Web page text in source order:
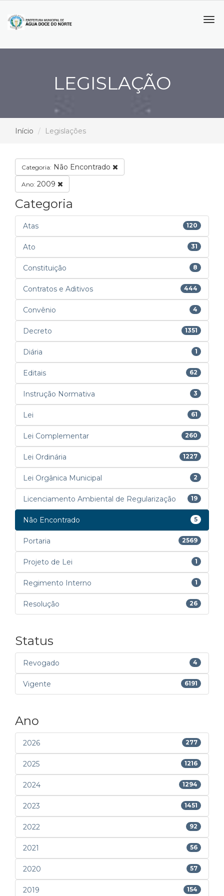
LEGISLAÇÃO
Início Legislações
Categoria: Não Encontrado
Ano: 2009
Categoria
Atas 120
Ato 31
Constituição 8
Contratos e Aditivos 444
Convênio 4
Decreto 1351
Diária 1
Editais 62
Instrução Normativa 3
Lei 61
Lei Complementar 260
Lei Ordinária 1227
Lei Orgânica Municipal 2
Licenciamento Ambiental de Regularização 19
Não Encontrado 5
Portaria 2569
Projeto de Lei 1
Regimento Interno 1
Resolução 26
Status
Revogado 4
Vigente 6191
Ano
2026 277
2025 1216
2024 1294
2023 1451
2022 92
2021 56
2020 57
2019 154